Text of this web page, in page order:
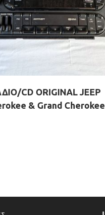
CD ORIGINAL JEEP
& Grand Cherokee